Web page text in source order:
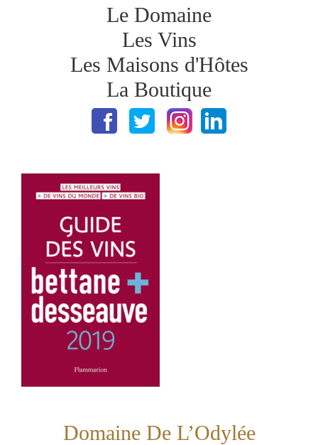
Le Domaine
Les Vins
Les Maisons d'Hôtes
La Boutique
Domaine De L’Odylée